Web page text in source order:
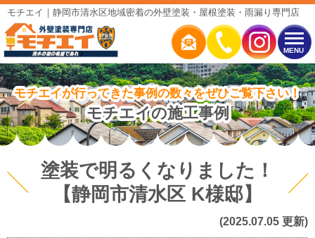
MENU
モチエイ｜静岡市清水区地域密着の外壁塗装・屋根塗装・雨漏り専門店
モチエイが行ってきた事例の数々をぜひご覧下さい！
モチエイの施工事例
塗装で明るくなりました！
【静岡市清水区 K様邸】
(2025.07.05 更新)